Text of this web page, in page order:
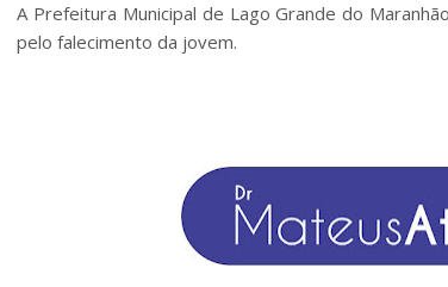
A Prefeitura Municipal de Lago Grande do
pelo falecimento da jovem.